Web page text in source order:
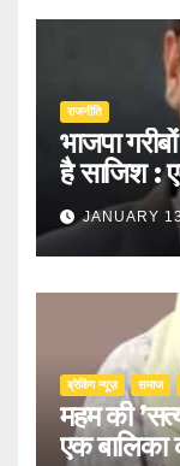
राजनीति
भाजपा
है साजिश :
JANUARY
ब्रेकिंग न्यूज़ समाज
महम की
एक बालिका